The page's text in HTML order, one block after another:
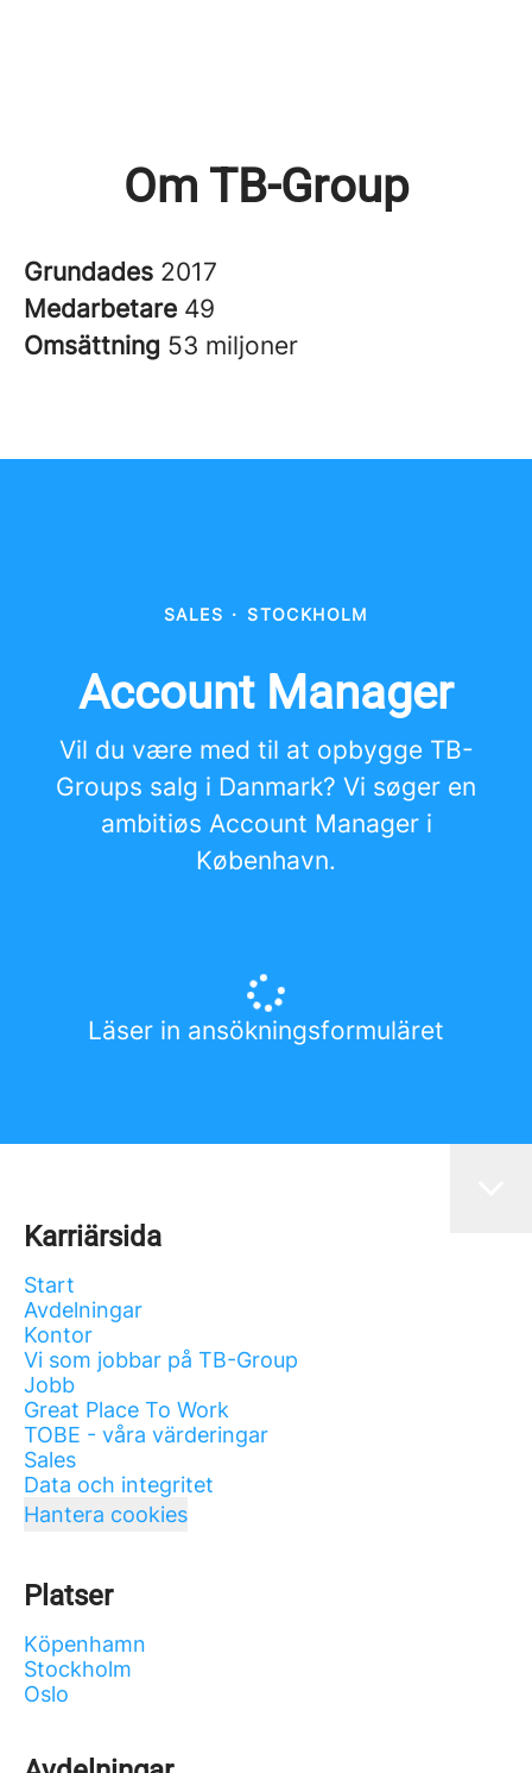
Om TB-Group
Grundades 2017
Medarbetare 49
Omsättning 53 miljoner
SALES · STOCKHOLM
Account Manager
Vil du være med til at opbygge TB-
Groups salg i Danmark? Vi søger en
ambitiøs Account Manager i
København.
Läser in ansökningsformuläret
Karriärsida
Start
Avdelningar
Kontor
Vi som jobbar på TB-Group
Jobb
Great Place To Work
TOBE - våra värderingar
Sales
Data och integritet
Hantera cookies
Platser
Köpenhamn
Stockholm
Oslo